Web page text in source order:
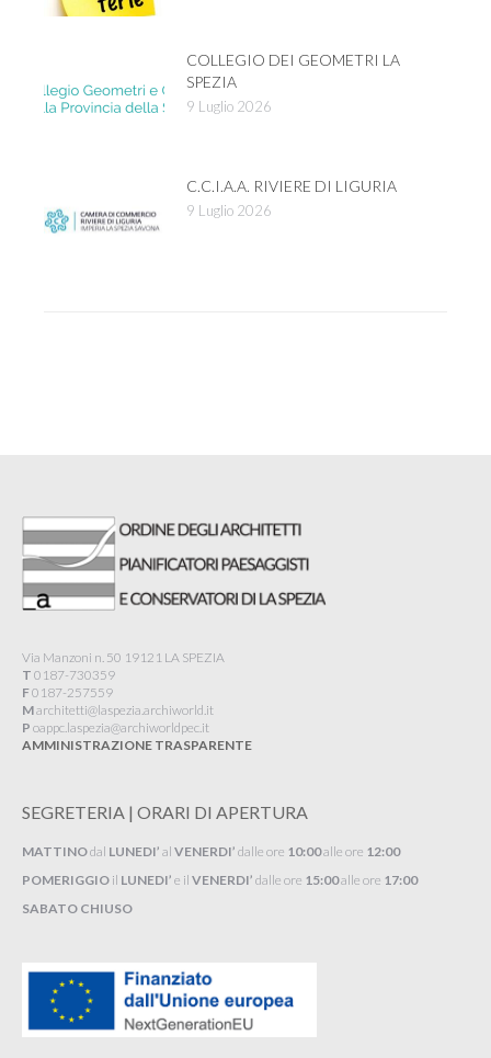
COLLEGIO DEI GEOMETRI LA
SPEZIA
9 Luglio 2026
C.C.I.A.A. RIVIERE DI LIGURIA
9 Luglio 2026
Via Manzoni n. 50 19121 LA SPEZIA
T 0187-730359
F0187-257559
Marchitetti@laspezia.archiworld.it
P oappc.laspezia@archiworldpec.it​
AMMINISTRAZIONE TRASPARENTE
SEGRETERIA | ORARI DI APERTURA
MATTINOdal LUNEDI’ al VENERDI’ dalle ore 10:00alle ore 12:00
POMERIGGIO il LUNEDI’ e il VENERDI’ dalle ore 15:00alle ore 17:00
SABATO CHIUSO